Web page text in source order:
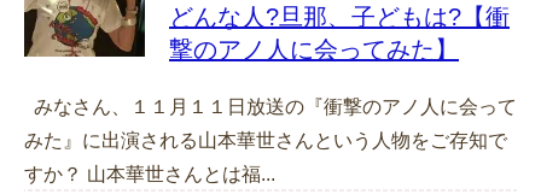
どんな人?旦那、子どもは?【衝
撃のアノ人に会ってみた】
みなさん、１１月１１日放送の『衝撃のアノ人に会って
みた』に出演される山本華世さんという人物をご存知で
すか？ 山本華世さんとは福...